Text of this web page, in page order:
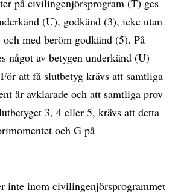
på civilingenjörsprogram (T) ges
(U), godkänd (3), icke utan
med beröm godkänd (5). På
något av betygen underkänd (U)
att få slutbetyg krävs att samtliga
är avklarade och att samtliga prov
3, 4 eller 5, krävs att detta
och G på
inte inom civilingenjörsprogrammet